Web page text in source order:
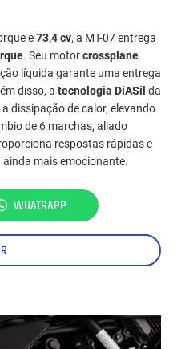
e73,4 cv, a MT-07 entrega
. Seu motorcrossplane
líquida garante uma entrega
disso, a tecnologia DiASil da
dissipação de calor, elevando
de 6 marchas, aliado
respostas rápidas e
mais emocionante.
WHATSAPP